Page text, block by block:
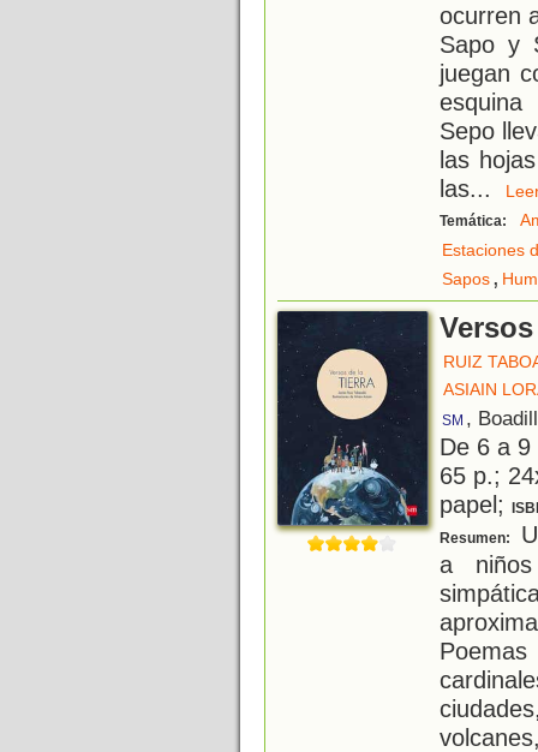
ocurren
Sapo y
juegan
esquina
Sepo
las
las...
Temática:
Estaciones
Sapos,
RUIZ
ASIAIN
SM ,
De 6 a
65 p.;
papel;
Resumen:
a